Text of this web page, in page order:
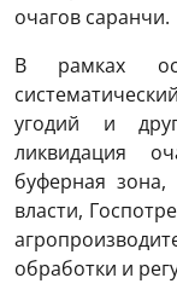
очагов саранчи.
В рамках
угодий и
ликвидация
буферная зона,
власти,
обработки и